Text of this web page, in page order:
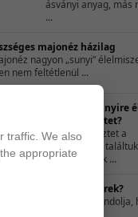
ásványi anyag, más
...
majonéz házilag
nagyon „sunyi”
nem feltétlenül ...
TESZT – Te mennyire
egészséges életet?
A következő tesztet a
21napalatt.hu-n
Egyszerűen csak ...
Mit nassoljon a gyerek?
Néhány szülő úgy gondolja,
traffic. We also
appropriate